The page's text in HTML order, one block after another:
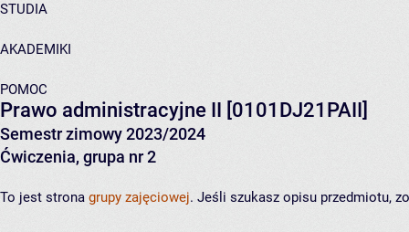
STUDIA
AKADEMIKI
POMOC
Prawo administracyjne II [0101DJ21PAII]
Semestr zimowy 2023/2024
Ćwiczenia, grupa nr 2
To jest strona grupy zajęciowej. Jeśli szukasz opisu przedmiotu,